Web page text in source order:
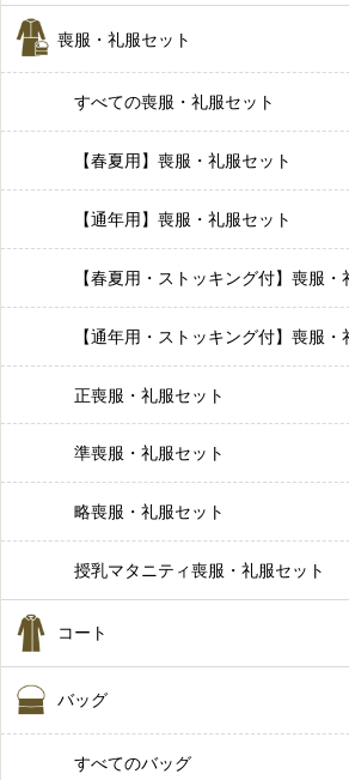
喪服・礼服セット
すべての喪服・礼服セット
【春夏用】喪服・礼服セット
【通年用】喪服・礼服セット
【春夏用・ストッキング付】喪服・
【通年用・ストッキング付】喪服・
正喪服・礼服セット
準喪服・礼服セット
略喪服・礼服セット
授乳マタニティ喪服・礼服セット
コート
バッグ
すべてのバッグ